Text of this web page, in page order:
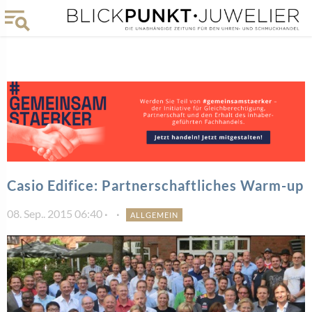
Casio Edifice: Partnerschaftliches Warm-up
08. Sep.. 2015 06:40 ALLGEMEIN